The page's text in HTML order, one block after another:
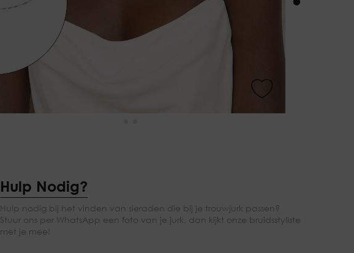
Hulp Nodig?
Hulp nodig bij het vinden van sieraden die bij je trouwjurk passen?
Stuur ons per WhatsApp een foto van je jurk, dan kijkt onze bruidsstyliste
met je mee!